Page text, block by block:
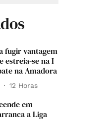
fugir vantagem
estreia-se na I
na Amadora
12 Horas
em
a Liga